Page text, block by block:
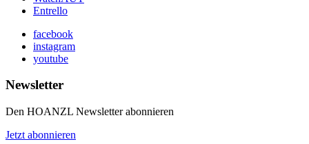
Entrello
facebook
instagram
youtube
Newsletter
Den HOANZL Newsletter abonnieren
Jetzt abonnieren